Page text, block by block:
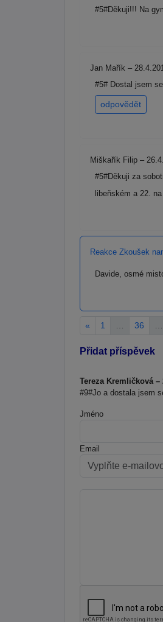
#5#Děkuji!!! Na
Jan Mařík –
#5# Dostal jsem
odpovědět
Miškařík Filip –
#5#Děkuji za
libeňském a 22.
Reakce Zkoušek
Davide, osmé
« 1 36
Přidat příspěvek
Tereza Kremličková –
#9#Jo a dostala jsem
Jméno
Email